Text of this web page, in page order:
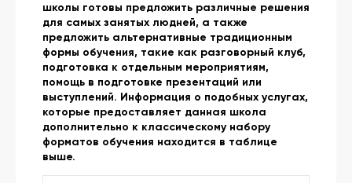
школы готовы предложить различные решения
для самых занятых людней, а также
предложить альтернативные традиционным
формы обучения, такие как разговорный клуб,
подготовка к отдельным мероприятиям,
помощь в подготовке презентаций или
выступлений. Информация о подобных услугах,
которые предоставляет данная школа
дополнительно к классическому набору
форматов обучения находится в таблице
выше.